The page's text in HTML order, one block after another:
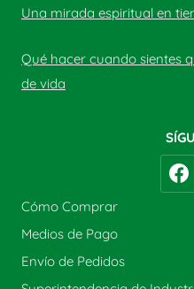
Una mirada espiritual en
Qué hacer cuando sientes
de vida
Cómo Comprar
Medios de Pago
Envío de Pedidos